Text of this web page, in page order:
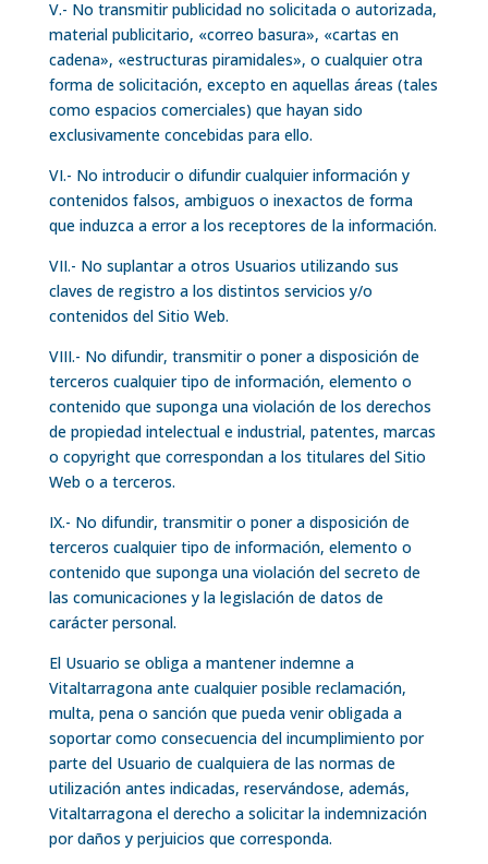
V.- No transmitir publicidad no solicitada o autorizada,
material publicitario, «correo basura», «cartas en
cadena», «estructuras piramidales», o cualquier otra
forma de solicitación, excepto en aquellas áreas (tales
como espacios comerciales) que hayan sido
exclusivamente concebidas para ello.
VI.- No introducir o difundir cualquier información y
contenidos falsos, ambiguos o inexactos de forma
que induzca a error a los receptores de la información.
VII.- No suplantar a otros Usuarios utilizando sus
claves de registro a los distintos servicios y/o
contenidos del Sitio Web.
VIII.- No difundir, transmitir o poner a disposición de
terceros cualquier tipo de información, elemento o
contenido que suponga una violación de los derechos
de propiedad intelectual e industrial, patentes, marcas
o copyright que correspondan a los titulares del Sitio
Web o a terceros.
IX.- No difundir, transmitir o poner a disposición de
terceros cualquier tipo de información, elemento o
contenido que suponga una violación del secreto de
las comunicaciones y la legislación de datos de
carácter personal.
El Usuario se obliga a mantener indemne a
Vitaltarragona ante cualquier posible reclamación,
multa, pena o sanción que pueda venir obligada a
soportar como consecuencia del incumplimiento por
parte del Usuario de cualquiera de las normas de
utilización antes indicadas, reservándose, además,
Vitaltarragona el derecho a solicitar la indemnización
por daños y perjuicios que corresponda.